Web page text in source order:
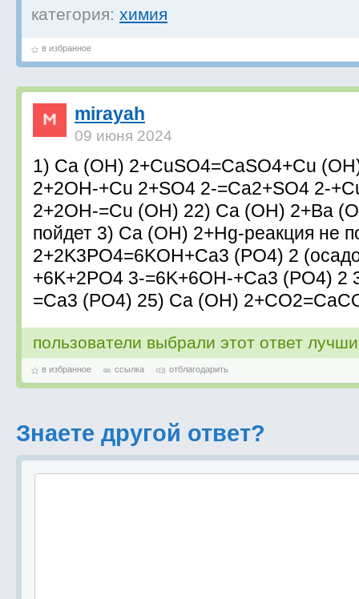
категория: химия
в избранное
mirayah
09 июня 2024
1) Ca (OH) 2+CuSO4=CaSO4+Cu
2+2OH-+Cu 2+SO4 2-=Ca2+SO4 2-
2+2OH-=Cu (OH) 22) Ca (OH) 2+Ba
пойдет 3) Ca (OH) 2+Hg-реакция не
2+2K3PO4=6KOH+Ca3 (PO4) 2
+6K+2PO4 3-=6K+6OH-+Ca3 (PO4) 2
=Ca3 (PO4) 25) Ca (OH)
пользователи выбрали этот ответ
в избранное ссылка отблагодарить
Знаете другой ответ?